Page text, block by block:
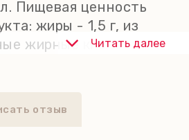
Пищевая ценность
жиры - 1,5 г, из
жирные кислоты -
прохладном месте
Читать далее
отзыв